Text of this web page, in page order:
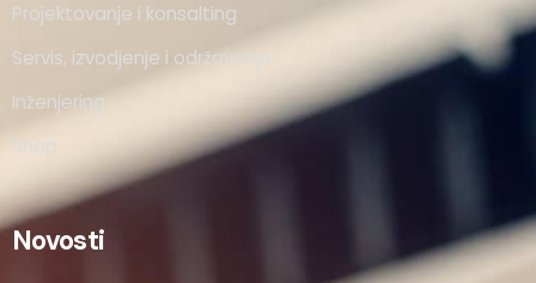
Projektovanje i konsalting
Servis, izvodjenje i održavanje
Inženjering
Shop
Novosti